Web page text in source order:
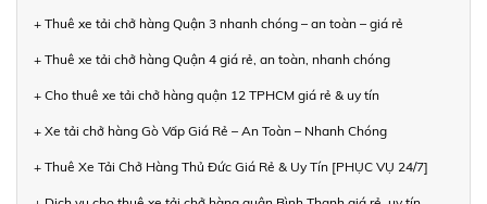
+ Thuê xe tải chở hàng Quận 3 nhanh chóng – an toàn – giá rẻ
+ Thuê xe tải chở hàng Quận 4 giá rẻ, an toàn, nhanh chóng
+ Cho thuê xe tải chở hàng quận 12 TPHCM giá rẻ & uy tín
+ Xe tải chở hàng Gò Vấp Giá Rẻ – An Toàn – Nhanh Chóng
+ Thuê Xe Tải Chở Hàng Thủ Đức Giá Rẻ & Uy Tín [PHỤC VỤ 24/7]